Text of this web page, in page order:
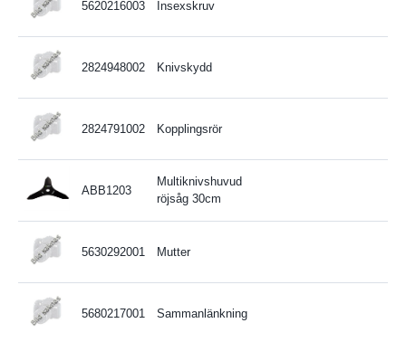
5620216003 Insexskruv
2824948002 Knivskydd
2824791002 Kopplingsrör
ABB1203
Multiknivshuvud
röjsåg 30cm
5630292001 Mutter
5680217001 Sammanlänkning